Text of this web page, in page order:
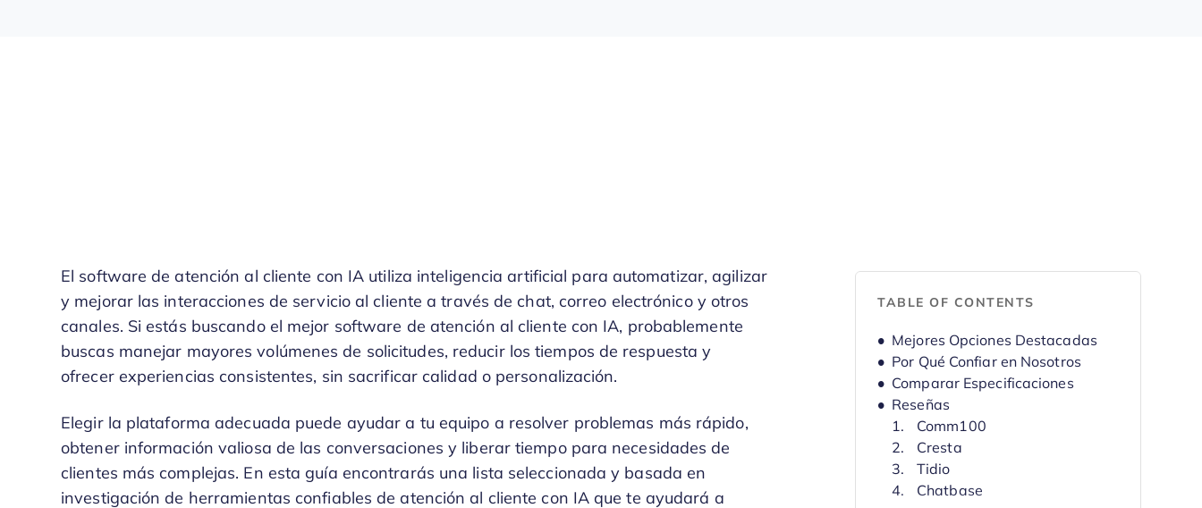
El software de atención al cliente con IA utiliza inteligencia artificial para automatizar, agilizar
y mejorar las interacciones de servicio al cliente a través de chat, correo electrónico y otros
canales. Si estás buscando el mejor software de atención al cliente con IA, probablemente
buscas manejar mayores volúmenes de solicitudes, reducir los tiempos de respuesta y
ofrecer experiencias consistentes, sin sacrificar calidad o personalización.
Elegir la plataforma adecuada puede ayudar a tu equipo a resolver problemas más rápido,
obtener información valiosa de las conversaciones y liberar tiempo para necesidades de
clientes más complejas. En esta guía encontrarás una lista seleccionada y basada en
investigación de herramientas confiables de atención al cliente con IA que te ayudará a
TABLE OF CONTENTS
Mejores Opciones Destacadas
Por Qué Confiar en Nosotros
Comparar Especificaciones
Reseñas
Comm100
Cresta
Tidio
Chatbase